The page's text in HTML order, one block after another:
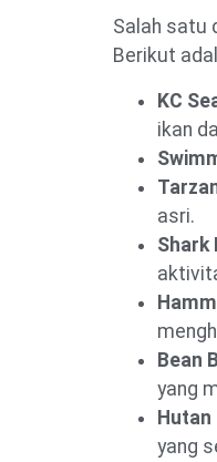
Salah satu
Berikut
KC
ikan
asri.
Shark
Bean
yang
Hutan
yang